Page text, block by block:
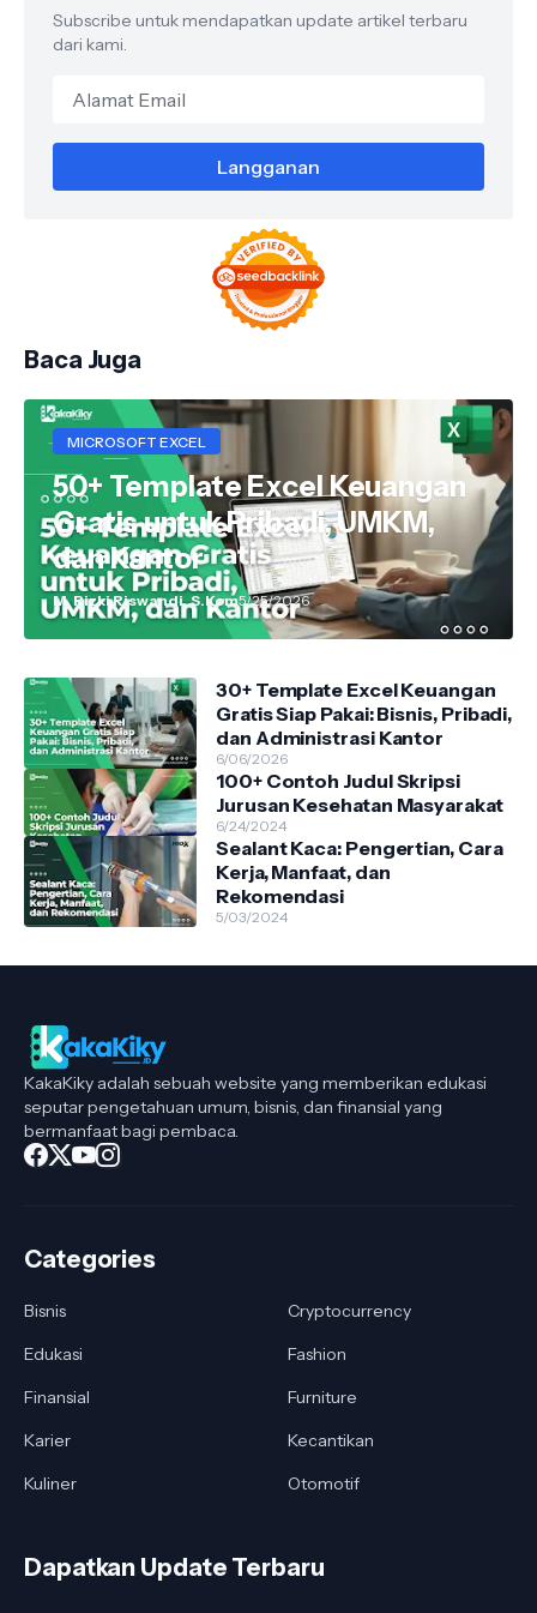
Subscribe untuk mendapatkan update artikel terbaru
dari kami.
Baca Juga
MICROSOFT EXCEL
50+ Template Excel Keuangan
Gratis untuk Pribadi, UMKM,
dan Kantor
M. Rizki Riswandi, S.Kom5/25/2026
30+ Template Excel Keuangan
Gratis Siap Pakai: Bisnis, Pribadi,
dan Administrasi Kantor
6/06/2026
100+ Contoh Judul Skripsi
Jurusan Kesehatan Masyarakat
6/24/2024
Sealant Kaca: Pengertian, Cara
Kerja, Manfaat, dan
Rekomendasi
5/03/2024
KakaKiky adalah sebuah website yang memberikan edukasi
seputar pengetahuan umum, bisnis, dan finansial yang
bermanfaat bagi pembaca.
Categories
Bisnis
Cryptocurrency
Edukasi
Fashion
Finansial
Furniture
Karier
Kecantikan
Kuliner
Otomotif
Dapatkan Update Terbaru